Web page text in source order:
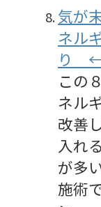
気が
ネル
り ←
この
ネル
改善
入れ
が多
施術